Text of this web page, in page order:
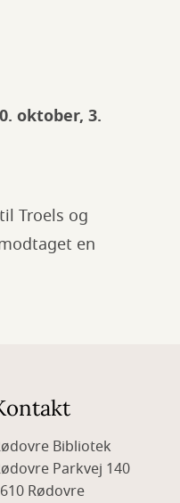
oktober, 3.
Troels og
en
Bibliotek
Parkvej 140
Rødovre